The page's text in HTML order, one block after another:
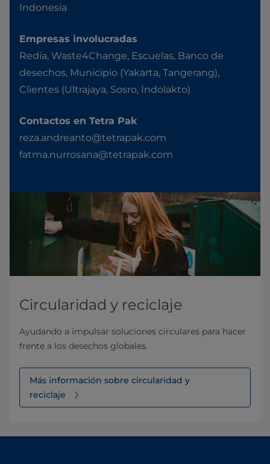
Indonesia
Empresas involucradas
Redia, Waste4Change, Escuelas, Banco de
desechos, Municipio (Yakarta, Tangerang),
Clientes (Ultrajaya, Sosro, Indolakto)
Contactos en Tetra Pak
reza.andreanto@tetrapak.com
fatma.nurrosana@tetrapak.com
Circularidad y reciclaje
Ayudando a impulsar soluciones circulares para hacer
frente a los desechos globales.
Más información sobre circularidad y
reciclaje